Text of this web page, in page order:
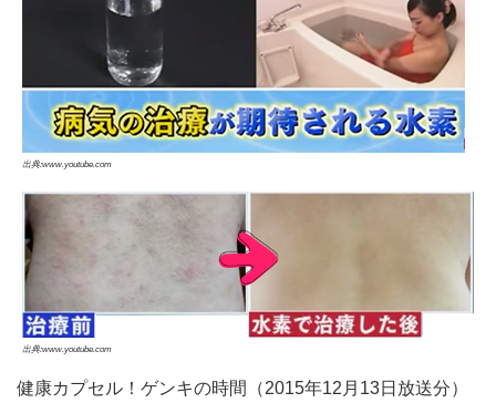
出典:www.youtube.com
出典:www.youtube.com
健康カプセル！ゲンキの時間（2015年1­2月13日放送分）